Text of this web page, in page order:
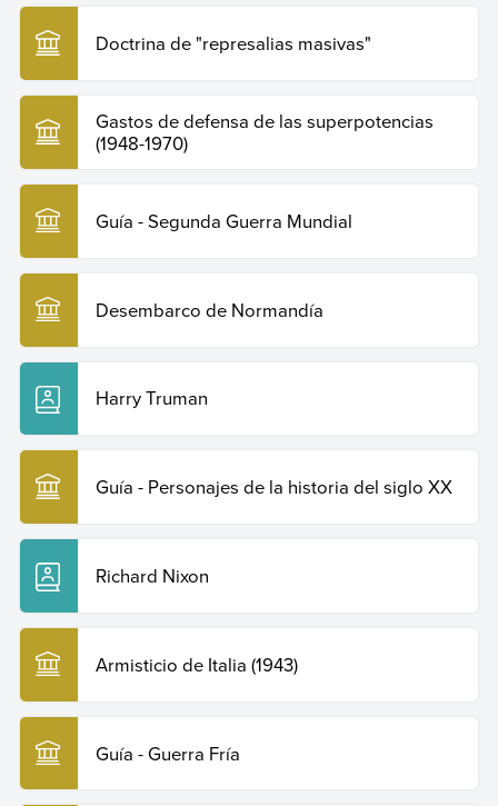
29 de julio de 2026 de
eisenhower/.
Copiar cita
Doctrina de "represalias masivas"
Gastos de defensa de las superpotencias
(1948-1970)
Guía - Segunda Guerra Mundial
Desembarco de Normandía
Harry Truman
Guía - Personajes de la historia del siglo XX
Richard Nixon
Armisticio de Italia (1943)
Guía - Guerra Fría